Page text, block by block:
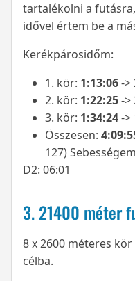
tartalékolni a
idővel értem be a
Kerékpárosidőm:
1. kör: 1:13:06->
2. kör: 1:22:25->
3. kör: 1:34:24->
Összesen:
127)
D2: 06:01
3. 21400 méter
8 x 2600 méteres
célba.